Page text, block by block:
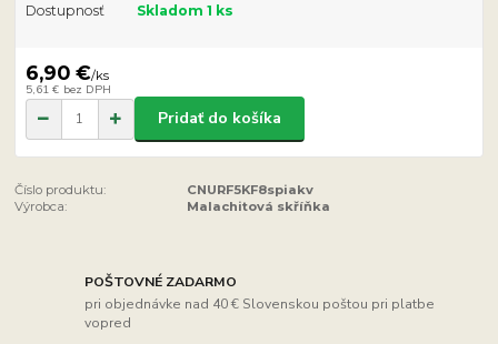
Dostupnosť Skladom 1 ks
6,90 €/ks
5,61 € bez DPH
Pridať do košíka
Číslo produktu:
CNURF5KF8spiakv
Výrobca:
Malachitová skříňka
POŠTOVNÉ ZADARMO
pri objednávke nad 40 € Slovenskou poštou pri platbe
vopred